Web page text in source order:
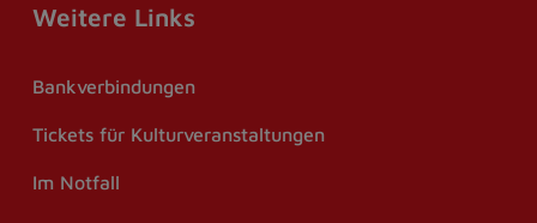
Weitere Links
Bankverbindungen
Tickets für Kulturveranstaltungen
Im Notfall